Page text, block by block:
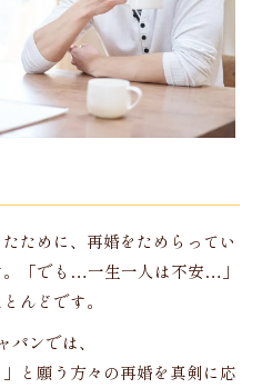
ために、再婚をためらってい
「でも…一生一人は不安…」
んどです。
パンでは、
と願う方々の再婚を真剣に応